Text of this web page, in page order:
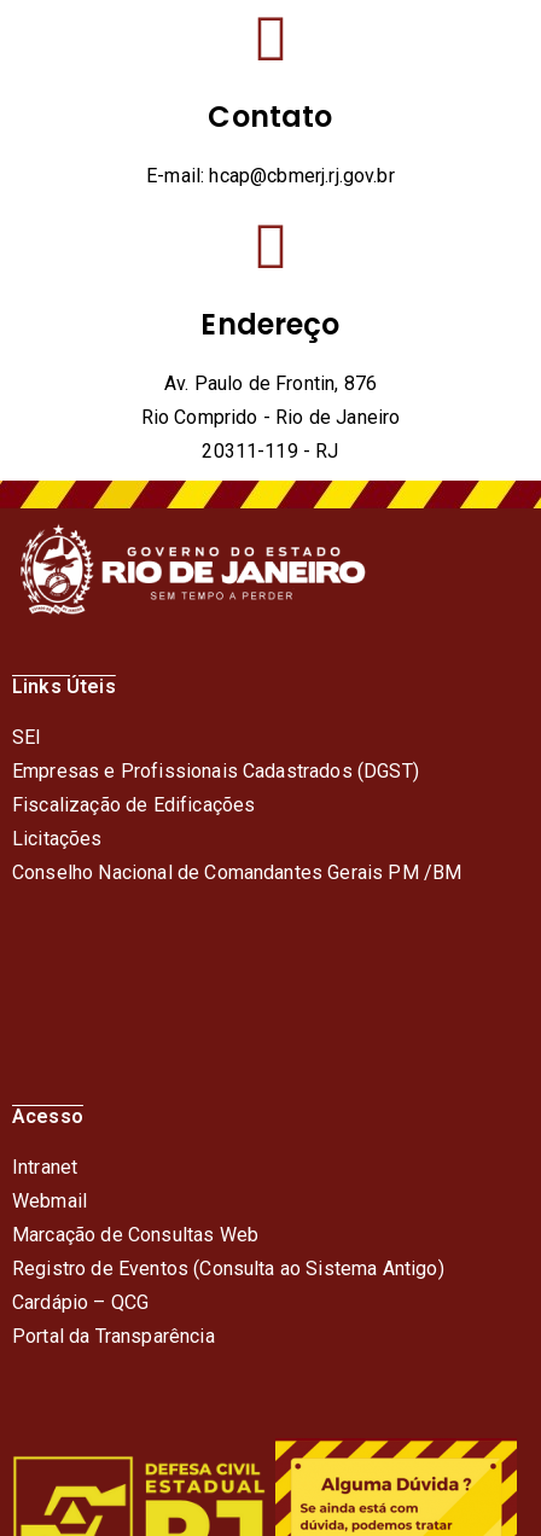
Contato
E-mail: hcap@cbmerj.rj.gov.br
Endereço
Av. Paulo de Frontin, 876
Rio Comprido - Rio de Janeiro
20311-119 - RJ
Links Úteis
SEI
Empresas e Profissionais Cadastrados (DGST)
Fiscalização de Edificações
Licitações
Conselho Nacional de Comandantes Gerais PM /BM
Acesso
Intranet
Webmail
Marcação de Consultas Web
Registro de Eventos (Consulta ao Sistema Antigo)
Cardápio – QCG
Portal da Transparência